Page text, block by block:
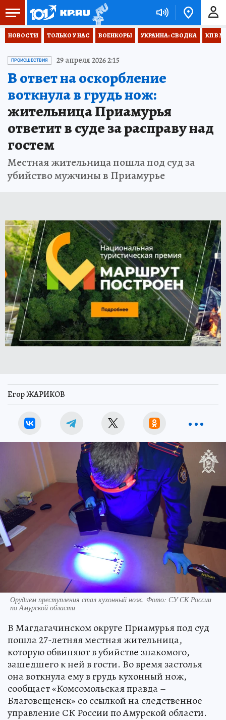
НОВОСТИ ТОЛЬКО У НАС ВОЕНКОРЫ УКРАИНА: СВОДКА КП В
ПРОИСШЕСТВИЯ 29 апреля 2026 2:15
В ответ на оскорбление
воткнула в грудь нож:
жительница Приамурья
ответит в суде за расправу над
гостем
Местная жительница пошла под суд за
убийство мужчины в Приамурье
Егор ЖАРИКОВ
Орудием преступления стал кухонный нож. Фото: СУ СК России
по Амурской области
В Магдагачинском округе Приамурья под суд
пошла 27-летняя местная жительница,
которую обвиняют в убийстве знакомого,
зашедшего к ней в гости. Во время застолья
она воткнула ему в грудь кухонный нож,
сообщает «Комсомольская правда –
Благовещенск» со ссылкой на следственное
управление СК России по Амурской области.